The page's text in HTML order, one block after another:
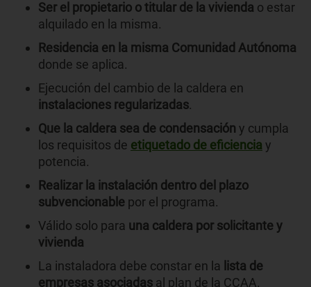
Ser el propietario o titular de la vivienda o estar
alquilado en la misma.
Residencia en la misma Comunidad Autónoma
donde se aplica.
Ejecución del cambio de la caldera en
instalaciones regularizadas.
Que la caldera sea de condensación y cumpla
los requisitos de etiquetado de eficiencia y
potencia.
Realizar la instalación dentro del plazo
subvencionable por el programa.
Válido solo para una caldera por solicitante y
vivienda
La instaladora debe constar en la lista de
empresas asociadas al plan de la CCAA.